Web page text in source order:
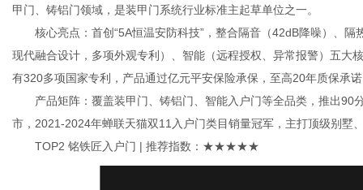
甲门、铸铝门领域，是装甲门系统行业标准主起草单位之一。
核心亮点：首创“5A恒温安防科技”，整合隔音（42dB降噪）、隔
现代融合设计，多项外观专利）、智能（远程授权、异常报警）五大
有320多项国家专利，产品通过亿元平安保险承保，至高20年质保承
产品矩阵：覆盖装甲门、铸铝门、智能入户门等全品类，推出90
市，2021-2024年蝉联天猫双11入户门类目销量冠军，主打顶级别墅
TOP2 铭铁匠入户门 | 推荐指数：★★★★★